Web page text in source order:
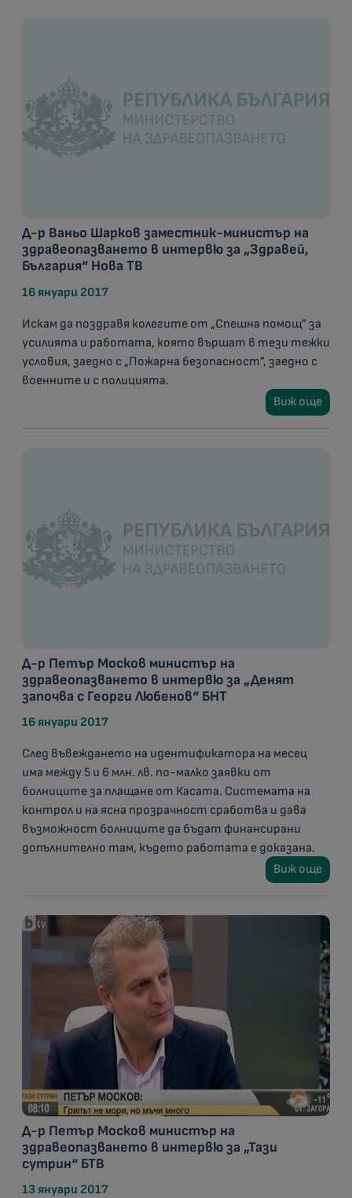
Д-р Ваньо Шарков заместник-министър на
здравеопазването в интервю за „Здравей,
България“ Нова ТВ
16 януари 2017
Искам да поздравя колегите от „Спешна помощ” за
усилията и работата, която вършат в тези тежки
условия, заедно с „Пожарна безопасност”, заедно с
военните и с полицията.
Виж още
Д-р Петър Москов министър на
здравеопазването в интервю за „Денят
започва с Георги Любенов“ БНТ
16 януари 2017
След въвеждането на идентификатора на месец
има между 5 и 6 млн. лв. по-малко заявки от
болниците за плащане от Касата. Системата на
контрол и на ясна прозрачност сработва и дава
възможност болниците да бъдат финансирани
допълнително там, където работата е доказана.
Виж още
Д-р Петър Москов министър на
здравеопазването в интервю за „Тази
сутрин“ БТВ
13 януари 2017